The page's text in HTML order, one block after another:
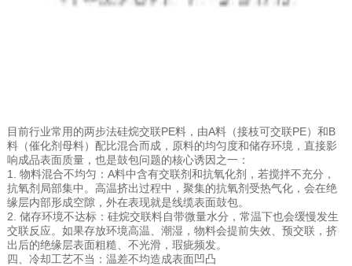
目前行业常用的两步法硅烷交联PE料，由A料（接枝可交联PE）和B
料（催化剂母料）配比混合而成，原料的均匀度和储存环境，直接影
响成品表面质量，也是鼓包问题的核心诱因之一：
1. 物料混合不均匀：A料中含有交联剂和抗氧化剂，若搅拌不充分，
抗氧剂局部集中。高温挤出过程中，聚集的抗氧剂受热气化，会在绝
缘层内部形成空隙，外在表现就是线缆表面鼓包。
2. 储存环境不达标：硅烷交联料自带微量水分，常温下也会缓慢发生
交联反应。如果存放环境高温、潮湿，物料会提前失效、预交联，挤
出后的绝缘层表面粗糙、不光滑，瑕疵频发。
四、冷却工艺不当：温差不均造成表面凹凸